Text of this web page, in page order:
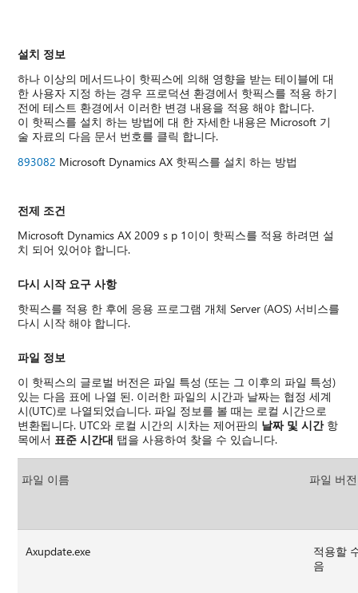
설치 정보
하나 이상의 메서드나이 핫픽스에 의해 영향을 받는 테이블에 대
한 사용자 지정 하는 경우 프로덕션 환경에서 핫픽스를 적용 하기
전에 테스트 환경에서 이러한 변경 내용을 적용 해야 합니다.
이 핫픽스를 설치 하는 방법에 대 한 자세한 내용은 Microsoft 기
술 자료의 다음 문서 번호를 클릭 합니다.
893082 Microsoft Dynamics AX 핫픽스를 설치 하는 방법
전제 조건
Microsoft Dynamics AX 2009 s p 1이이 핫픽스를 적용 하려면 설
치 되어 있어야 합니다.
다시 시작 요구 사항
핫픽스를 적용 한 후에 응용 프로그램 개체 Server (AOS) 서비스를
다시 시작 해야 합니다.
파일 정보
이 핫픽스의 글로벌 버전은 파일 특성 (또는 그 이후의 파일 특성)
있는 다음 표에 나열 된. 이러한 파일의 시간과 날짜는 협정 세계
시(UTC)로 나열되었습니다. 파일 정보를 볼 때는 로컬 시간으로
변환됩니다. UTC와 로컬 시간의 시차는 제어판의 날짜 및 시간항
목에서 표준 시간대 탭을 사용하여 찾을 수 있습니다.
파일 이름 파일 버전
Axupdate.exe
적용할
음